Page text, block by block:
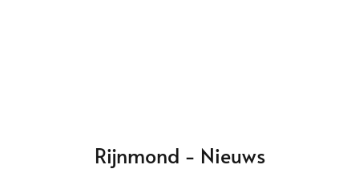
Rijnmond - Nieuws